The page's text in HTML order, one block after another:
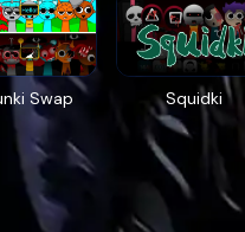
Swap Squidki